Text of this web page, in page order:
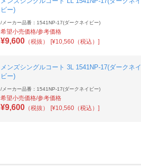
ビー)
/ メーカー品番：1541NP-17(ダークネイビー)
希望小売価格/参考価格
¥9,600 （税抜） [¥10,560（税込）]
メンズシングルコート 3L 1541NP-17(ダークネイ
ビー)
/ メーカー品番：1541NP-17(ダークネイビー)
希望小売価格/参考価格
¥9,600 （税抜） [¥10,560（税込）]